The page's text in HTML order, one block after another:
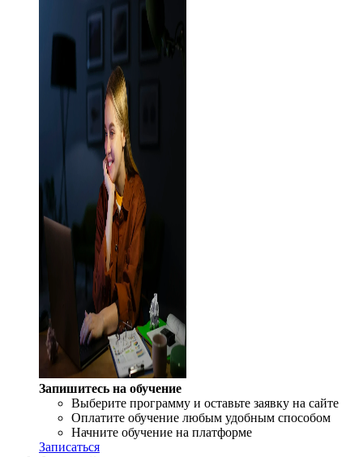
Запишитесь на обучение
Выберите программу и оставьте заявку на сайте
Оплатите обучение любым удобным способом
Начните обучение на платформе
Записаться